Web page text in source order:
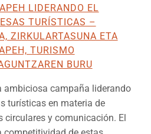
LIDERANDO EL
TURÍSTICAS –
ZIRKULARTASUNA ETA
TURISMO
BURU
ambiciosa campaña liderando
turísticas en materia de
circulares y comunicación. El